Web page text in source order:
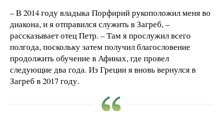
– В 2014 году владыка Порфирий рукоположил меня во
диакона, и я отправился служить в Загреб, –
рассказывает отец Петр. – Там я прослужил всего
полгода, поскольку затем получил благословение
продолжить обучение в Афинах, где провел
следующие два года. Из Греции я вновь вернулся в
Загреб в 2017 году.